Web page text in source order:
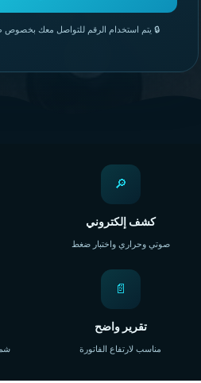
🔒 يتم استخدام الرقم للتواصل معك
🔎
كشف إلكتروني
صوتي وحراري واختبار ضغط
📄
تقرير واضح
مناسب لارتفاع الفاتورة